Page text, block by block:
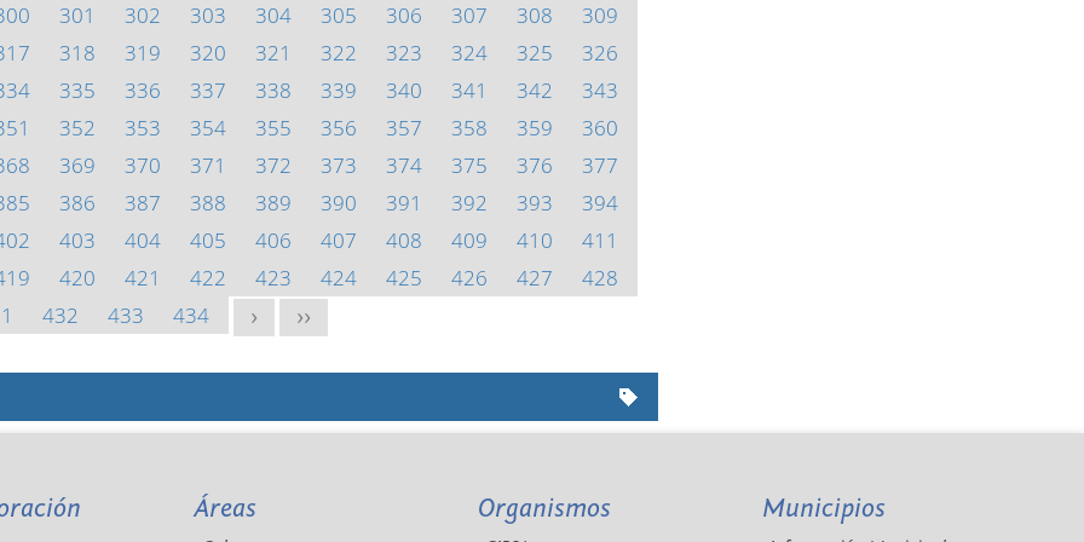
301 302 303 304 305 306 307 308
309
318 319 320 321 322 323 324 325
326
335 336 337 338 339 340 341 342
343
352 353 354 355 356 357 358 359
360
369 370 371 372 373 374 375 376
377
386 387 388 389 390 391 392 393
394
403 404 405 406 407 408 409 410
411
420 421 422 423 424 425 426 427
428
432 433 434 > >>
Áreas Organismos Municipios